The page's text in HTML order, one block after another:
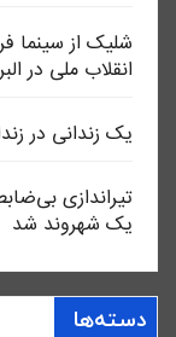
شلیک از سینما
انقلاب ملی در
یک زندانی در
تیراندازی
یک شهروند شد
دسته‌ها